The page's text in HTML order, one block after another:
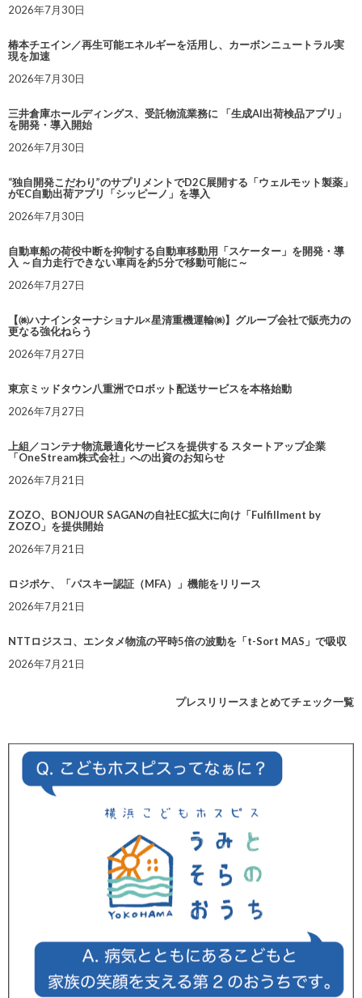
2026年7月30日
椿本チエイン／再生可能エネルギーを活用し、カーボンニュートラル実
現を加速
2026年7月30日
三井倉庫ホールディングス、受託物流業務に 「生成AI出荷検品アプリ」
を開発・導入開始
2026年7月30日
“独自開発こだわり”のサプリメントでD2C展開する「ウェルモット製薬」
がEC自動出荷アプリ「シッピーノ」を導入
2026年7月30日
自動車船の荷役中断を抑制する自動車移動用「スケーター」を開発・導
入 ～自力走行できない車両を約5分で移動可能に～
2026年7月27日
【㈱ハナインターナショナル×星清重機運輸㈱】グループ会社で販売力の
更なる強化ねらう
2026年7月27日
東京ミッドタウン八重洲でロボット配送サービスを本格始動
2026年7月27日
上組／コンテナ物流最適化サービスを提供する スタートアップ企業
「OneStream株式会社」への出資のお知らせ
2026年7月21日
ZOZO、BONJOUR SAGANの自社EC拡大に向け「Fulfillment by
ZOZO」を提供開始
2026年7月21日
ロジポケ、「パスキー認証（MFA）」機能をリリース
2026年7月21日
NTTロジスコ、エンタメ物流の平時5倍の波動を「t-Sort MAS」で吸収
2026年7月21日
プレスリリースまとめてチェック一覧